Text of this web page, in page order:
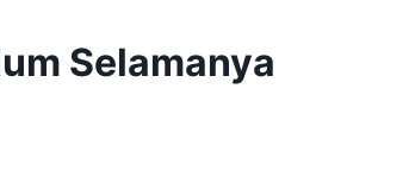
Selamanya